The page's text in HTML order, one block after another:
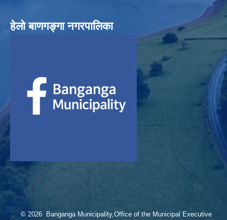
हेलाे बाणगङ्गा नगरपालिका
© 2026 Banganga Municipality,Office of the Municipal Executive